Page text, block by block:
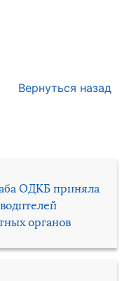
ОДКБ приняла
органов
Вернуться назад